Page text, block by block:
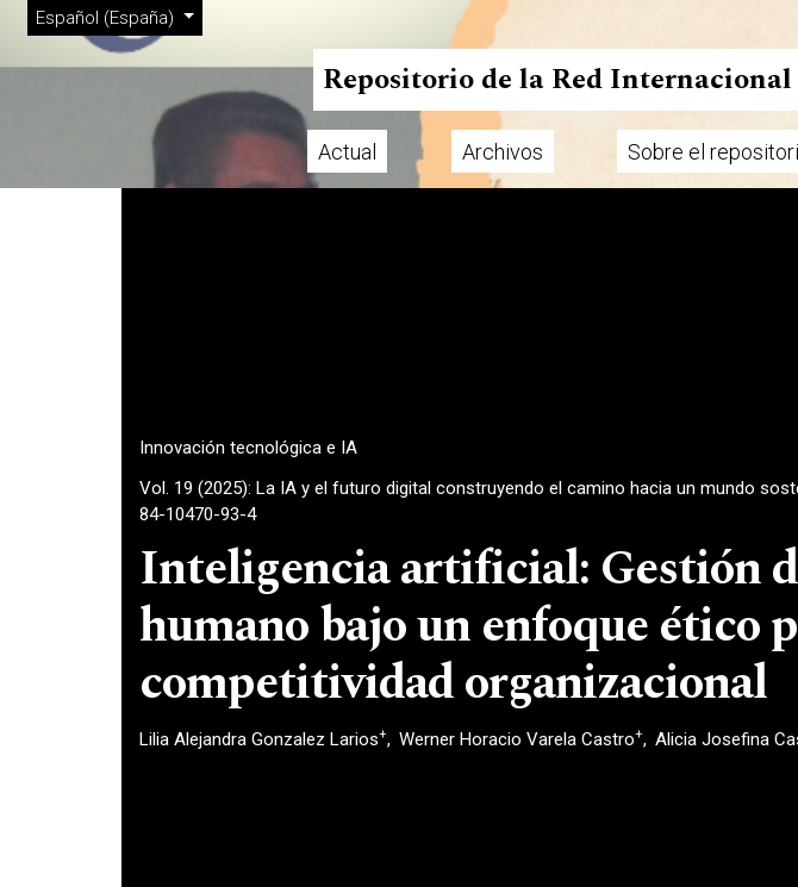
Ir al menú de navegación principal
Ir al contenido principal
Ir al pie de página del sitio
Cambiar el idioma. El actual es:
Español (España)
Menú de administración
Repositorio de la Red
Menú principal Actual Archivos Sobre el
Innovación tecnológica e IA
Vol. 19 (2025): La IA y el futuro digital construyendo el camino hacia un mundo
84-10470-93-4
Inteligencia artificial: Gestión
humano bajo un enfoque ético
competitividad organizacional
Lilia Alejandra Gonzalez Larios+ Werner Horacio Varela Castro+ Alicia Josefina